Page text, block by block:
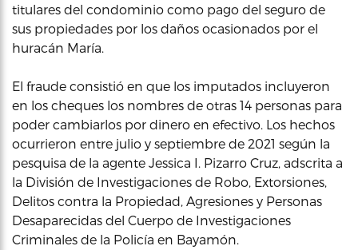
titulares del condominio como pago del seguro de
sus propiedades por los daños ocasionados por el
huracán María.
El fraude consistió en que los imputados incluyeron
en los cheques los nombres de otras 14 personas para
poder cambiarlos por dinero en efectivo. Los hechos
ocurrieron entre julio y septiembre de 2021 según la
pesquisa de la agente Jessica I. Pizarro Cruz, adscrita a
la División de Investigaciones de Robo, Extorsiones,
Delitos contra la Propiedad, Agresiones y Personas
Desaparecidas del Cuerpo de Investigaciones
Criminales de la Policía en Bayamón.